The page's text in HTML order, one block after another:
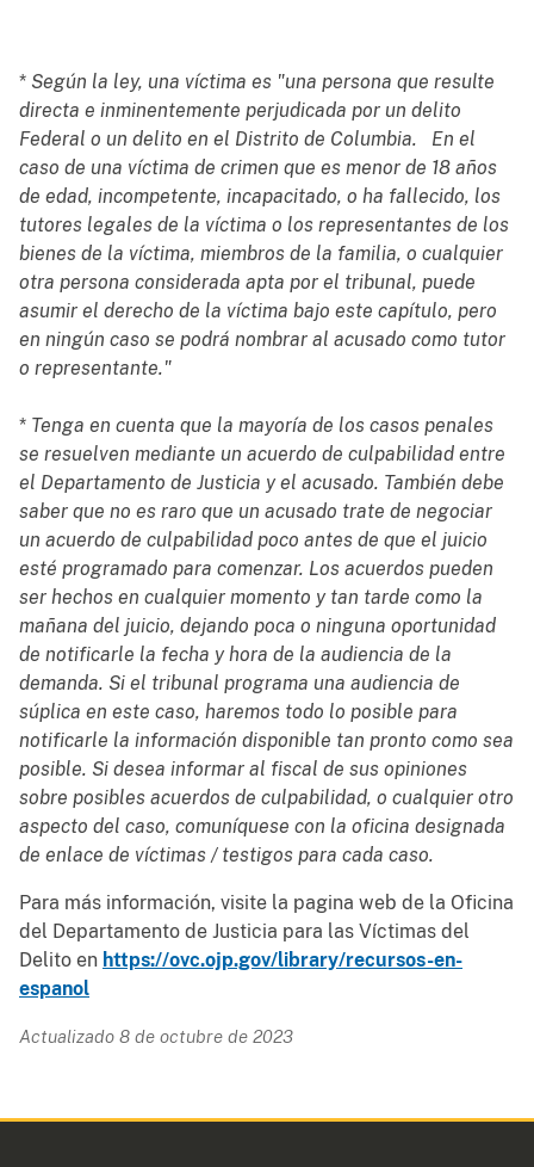
* Según la ley, una víctima es "una persona que resulte
directa e inminentemente perjudicada por un delito
Federal o un delito en el Distrito de Columbia. En el
caso de una víctima de crimen que es menor de 18 años
de edad, incompetente, incapacitado, o ha fallecido, los
tutores legales de la víctima o los representantes de los
bienes de la víctima, miembros de la familia, o cualquier
otra persona considerada apta por el tribunal, puede
asumir el derecho de la víctima bajo este capítulo, pero
en ningún caso se podrá nombrar al acusado como tutor
o representante."
* Tenga en cuenta que la mayoría de los casos penales
se resuelven mediante un acuerdo de culpabilidad entre
el Departamento de Justicia y el acusado. También debe
saber que no es raro que un acusado trate de negociar
un acuerdo de culpabilidad poco antes de que el juicio
esté programado para comenzar. Los acuerdos pueden
ser hechos en cualquier momento y tan tarde como la
mañana del juicio, dejando poca o ninguna oportunidad
de notificarle la fecha y hora de la audiencia de la
demanda. Si el tribunal programa una audiencia de
súplica en este caso, haremos todo lo posible para
notificarle la información disponible tan pronto como sea
posible. Si desea informar al fiscal de sus opiniones
sobre posibles acuerdos de culpabilidad, o cualquier otro
aspecto del caso, comuníquese con la oficina designada
de enlace de víctimas / testigos para cada caso.
Para más información, visite la pagina web de la Oficina
del Departamento de Justicia para las Víctimas del
Delito en https://ovc.ojp.gov/library/recursos-en-
espanol
Actualizado 8 de octubre de 2023